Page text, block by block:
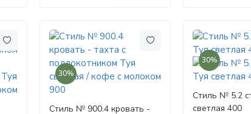
30%
Стиль № 900.4 кровать -
30%
Стиль № 5.2
светлая 400